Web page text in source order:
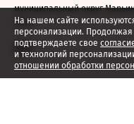
На нашем сайте
персонализации.
подтверждаете свое
и технологий
отношении обработки
муниципальный округ
2026